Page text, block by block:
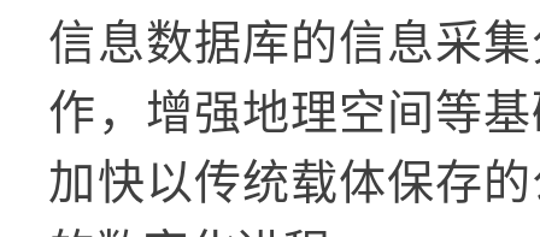
信息数据库的信息采
作，增强地理空间等
加快以传统载体保存